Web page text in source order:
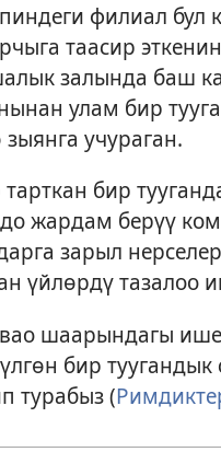
филиал бул
таасир
залында баш
улам бир
учураган.
бир
жардам берүү
зарыл
үйлөрдү тазалоо
шаарындагы
бир
турабыз (